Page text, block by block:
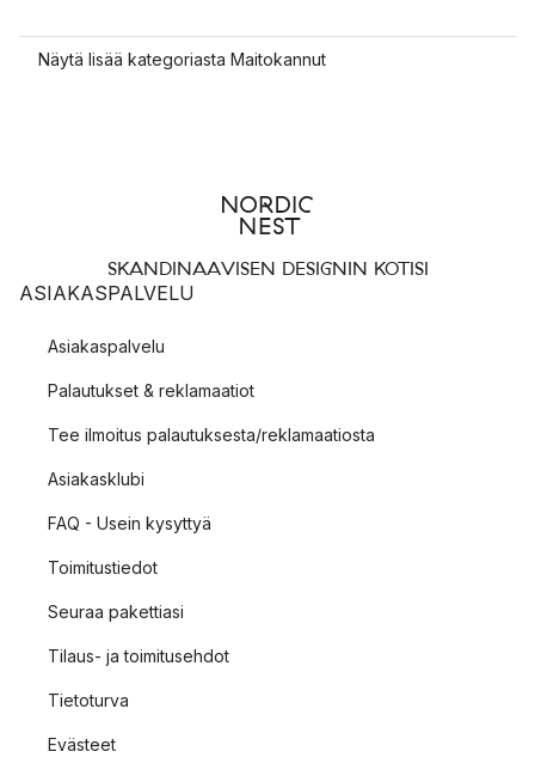
Näytä lisää kategoriasta Maitokannut
SKANDINAAVISEN DESIGNIN KOTISI
ASIAKASPALVELU
Asiakaspalvelu
Palautukset & reklamaatiot
Tee ilmoitus palautuksesta/reklamaatiosta
Asiakasklubi
FAQ - Usein kysyttyä
Toimitustiedot
Seuraa pakettiasi
Tilaus- ja toimitusehdot
Tietoturva
Evästeet